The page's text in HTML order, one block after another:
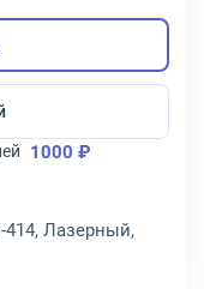
1000 ₽
414, Лазерный,